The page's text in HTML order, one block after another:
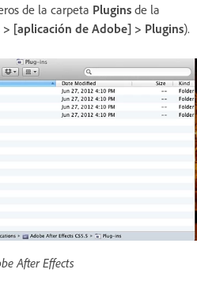
de la carpeta Plugins de la
[aplicación de Adobe] > Plugins).
After Effects